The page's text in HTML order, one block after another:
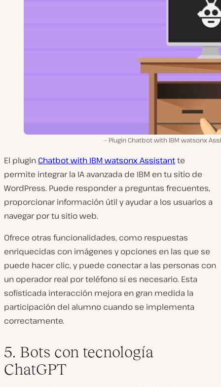
Plugin Chatbot with IBM watsonx
El plugin Chatbot with IBM watsonx Assistantte
permite integrar la IA avanzada de IBM en tu sitio de
WordPress. Puede responder a preguntas frecuentes,
proporcionar información útil y ayudar a los usuarios a
navegar por tu sitio web.
Ofrece otras funcionalidades, como respuestas
enriquecidas con imágenes y opciones en las que se
puede hacer clic, y puede conectar a las personas con
un operador real por teléfono si es necesario. Esta
sofisticada interacción mejora en gran medida la
participación del alumno cuando se implementa
correctamente.
5. Bots con tecnología
ChatGPT